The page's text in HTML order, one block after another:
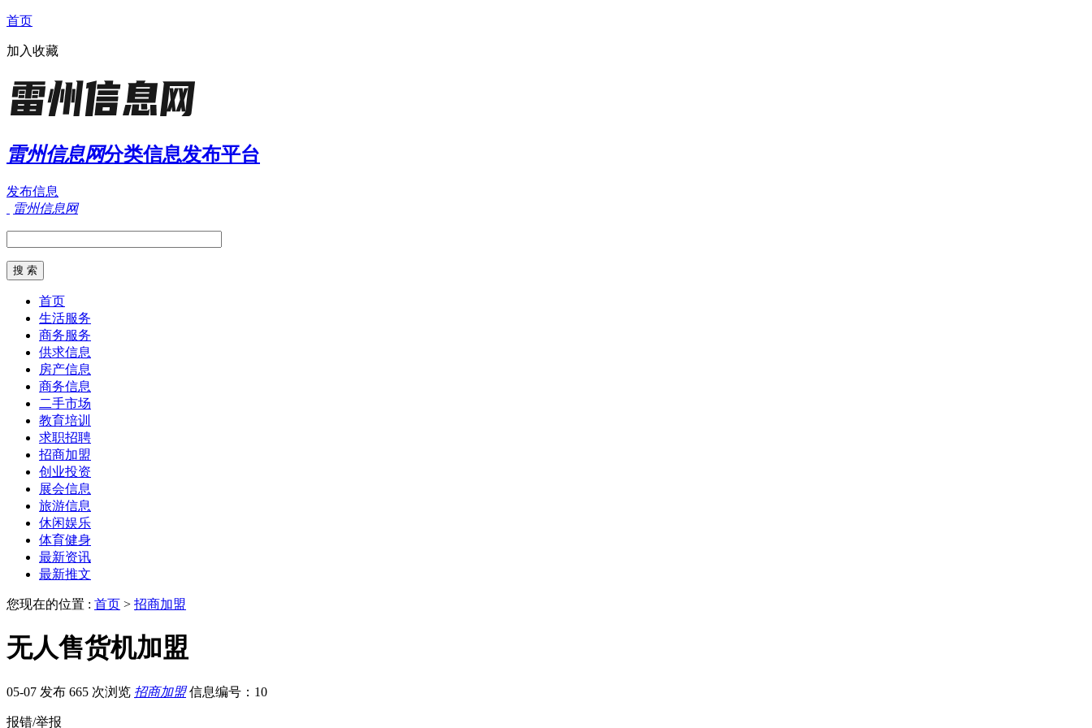
首页
加入收藏
雷州信息网分类信息发布平台
发布信息
雷州信息网
首页
生活服务
商务服务
供求信息
房产信息
商务信息
二手市场
教育培训
求职招聘
招商加盟
创业投资
展会信息
旅游信息
休闲娱乐
体育健身
最新资讯
最新推文
您现在的位置 : 首页 > 招商加盟
无人售货机加盟
05-07 发布 665 次浏览 招商加盟 信息编号：10
报错/举报